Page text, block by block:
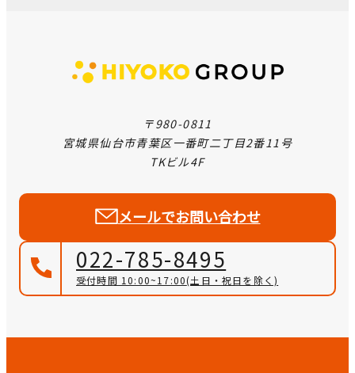
〒980-0811
宮城県仙台市青葉区一番町二丁目2番11号
TKビル4F
メールでお問い合わせ
022-785-8495
受付時間 10:00~17:00(土日・祝日を除く)